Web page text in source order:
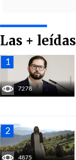
Las + leídas
7278
4875